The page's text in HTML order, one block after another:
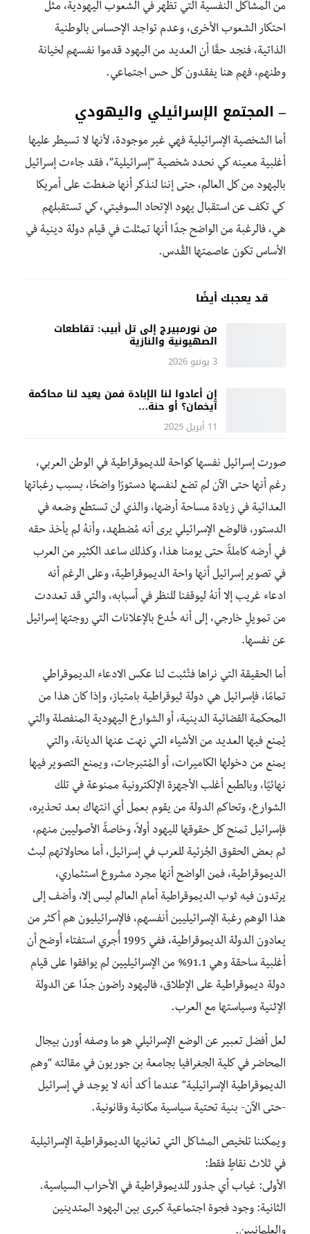
من المشاكل النفسية التي تظهر في الشعوب اليهودية، مثل
احتكار الشعوب الأخرى، وعدم تواجد الإحساس بالوطنية
الذاتية، فنجد حقًا أن العديد من اليهود قدموا نفسهم لخيانة
وطنهم، فهم هنا يفقدون كل حس اجتماعي.
– المجتمع الإسرائيلي واليهودي
أما الشخصية الإسرائيلية فهي غير موجودة، لأنها لا تسيطر عليها
أغلبية معينه كي نحدد شخصية “إسرائيلية”، فقد جاءت إسرائيل
باليهود من كل العالم، حتى إننا لنذكر أنها ضغطت على أمريكا
كي تكف عن استقبال يهود الإتحاد السوفيتي، كي تستقبلهم
هي، فالرغبة من الواضح جدًا أنها تمثلت في قيام دولة دينية في
الأساس تكون عاصمتها القُدس.
قد يعجبك أيضًا
من نورمبيرج إلى تل أبيب: تقاطعات
الصهيونية والنازية
3 يونيو 2026
إن أعادوا لنا الإبادة فمن يعيد لنا محاكمة
آيخمان؟ أو حنة…
11 أبريل 2025
صورت إسرائيل نفسها كواحة للديموقراطية في الوطن العربي،
رغم أنها حتى الآن لم تضع لنفسها دستورًا واضحًا، بسبب رغباتها
العدائية في زيادة مساحة أرضها، والذي لن تستطع وضعه في
الدستور، فالوضع الإسرائيلي يرى أنه مُضطهد، وأنهُ لم يأخذ حقه
في أرضه كاملةً حتى يومنا هذا، وكذلك ساعد الكثير من العرب
في تصوير إسرائيل أنها واحة الديموقراطية، وعلى الرغم أنه
ادعاء غريب إلا أنهُ ليوقفنا للنظر في أسبابه، والتي قد تعددت
من تمويلٍ خارجي، إلى أنه خُدع بالإعلانات التي روجتها إسرائيل
عن نفسها.
أما الحقيقة التي نراها فتُثبت لنا عكس الادعاء الديموقراطي
تمامًا، فإسرائيل هي دولة ثيوقراطية بامتياز، وإذا كان هذا من
المحكمة القضائية الدينية، أو الشوارع اليهودية المنفصلة والتي
يُمنع فيها العديد من الأشياء التي نهت عنها الديانة، والتي
يمنع من دخولها الكاميرات، أو المُتبرجات، ويمنع التصوير فيها
نهائيًا، وبالطبع أغلب الأجهزة الإلكترونية ممنوعة في تلك
الشوارع، وتحاكم الدولة من يقوم بعمل أي انتهاك بعد تحذيره،
فإسرائيل تمنح كل حقوقها لليهود أولاً، وخاصةً الأصوليين منهم،
ثم بعض الحقوق الجُزئية للعرب في إسرائيل، أما محاولاتهم لبث
الديموقراطية، فمن الواضح أنها مجرد مشروع استثماري،
يرتدون فيه ثوب الديموقراطية أمام العالم ليس إلا، وأضف إلى
هذا الوهم رغبة الإسرائيليين أنفسهم، فالإسرائيليون هم أكثر من
يعادون الدولة الديموقراطية، ففي 1995 أُجري استفتاء أوضح أن
أغلبية ساحقة وهي 91.1% من الإسرائيليين لم يوافقوا على قيام
دولة ديموقراطية على الإطلاق، فاليهود راضون جدًا عن الدولة
الإثنية وسياستها مع العرب.
لعل أفضل تعبير عن الوضع الإسرائيلي هو ما وصفه أورن بيجال
المحاضر في كلية الجغرافيا بجامعة بن جوريون في مقالته “وهم
الديموقراطية الإسرائيلية” عندما أكد أنه لا يوجد في إسرائيل
-حتى الآن- بنية تحتية سياسية مكانية وقانونية.
ويمكننا تلخيص المشاكل التي تعانيها الديموقراطية الإسرائيلية
في ثلاث نقاطٍ فقط:
الأولى: غياب أي جذور للديموقراطية في الأحزاب السياسية.
الثانية: وجود فجوة اجتماعية كبرى بين اليهود المتدينين